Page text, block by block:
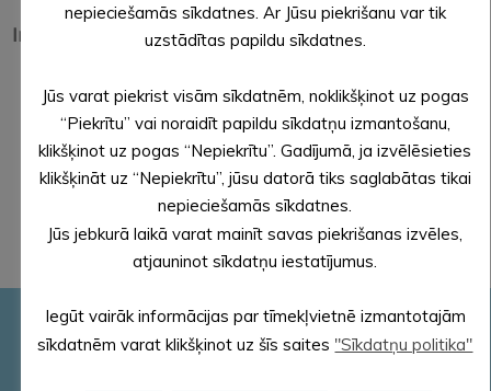
Informējam, ka jaunumus no www.aluksne.lv savā
e-pastā saņemsiet katru piektdienu.
Pašvaldības rekvizīti
nepieciešamās sīkdatnes. Ar Jūsu piekrišanu var tik
uzstādītas papildu sīkdatnes.
Jūs varat piekrist visām sīkdatnēm, noklikšķinot uz pogas
“Piekrītu” vai noraidīt papildu sīkdatņu izmantošanu,
klikšķinot uz pogas “Nepiekrītu”. Gadījumā, ja izvēlēsieties
klikšķināt uz “Nepiekrītu”, jūsu datorā tiks saglabātas tikai
nepieciešamās sīkdatnes.
Jūs jebkurā laikā varat mainīt savas piekrišanas izvēles,
atjauninot sīkdatņu iestatījumus.
Iegūt vairāk informācijas par tīmekļvietnē izmantotajām
sīkdatnēm varat klikšķinot uz šīs saites "Sīkdatņu politika"